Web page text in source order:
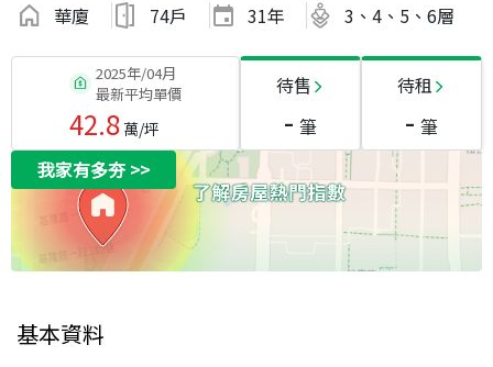
華廈 74戶 31年 3、4、5、6層
2025年/04月
最新平均單價
42.8萬/坪
待售
- 筆
待租
- 筆
我家有多夯>>
基本資料